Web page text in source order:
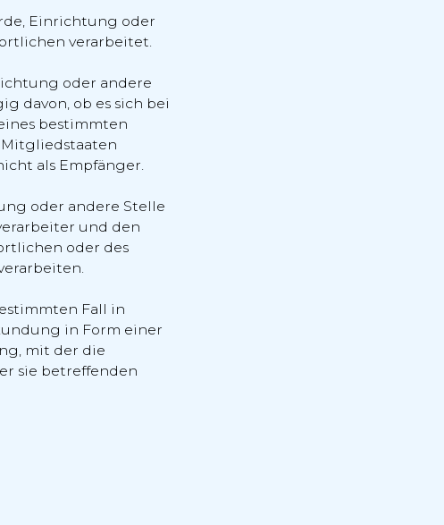
Einrichtung oder
verarbeitet.
oder andere
davon, ob es sich bei
bestimmten
als Empfänger.
oder andere Stelle
und den
oder des
Fall in
in Form einer
mit der die
sie betreffenden